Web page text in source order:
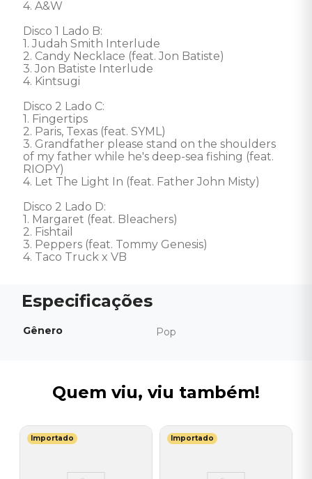
4. A&W
Disco 1 Lado B:
1. Judah Smith Interlude
2. Candy Necklace (feat. Jon Batiste)
3. Jon Batiste Interlude
4. Kintsugi
Disco 2 Lado C:
1. Fingertips
2. Paris, Texas (feat. SYML)
3. Grandfather please stand on the shoulders
of my father while he's deep-sea fishing (feat.
RIOPY)
4. Let The Light In (feat. Father John Misty)
Disco 2 Lado D:
1. Margaret (feat. Bleachers)
2. Fishtail
3. Peppers (feat. Tommy Genesis)
4. Taco Truck x VB
Gênero Pop
Quem viu, viu também!
Importado Importado